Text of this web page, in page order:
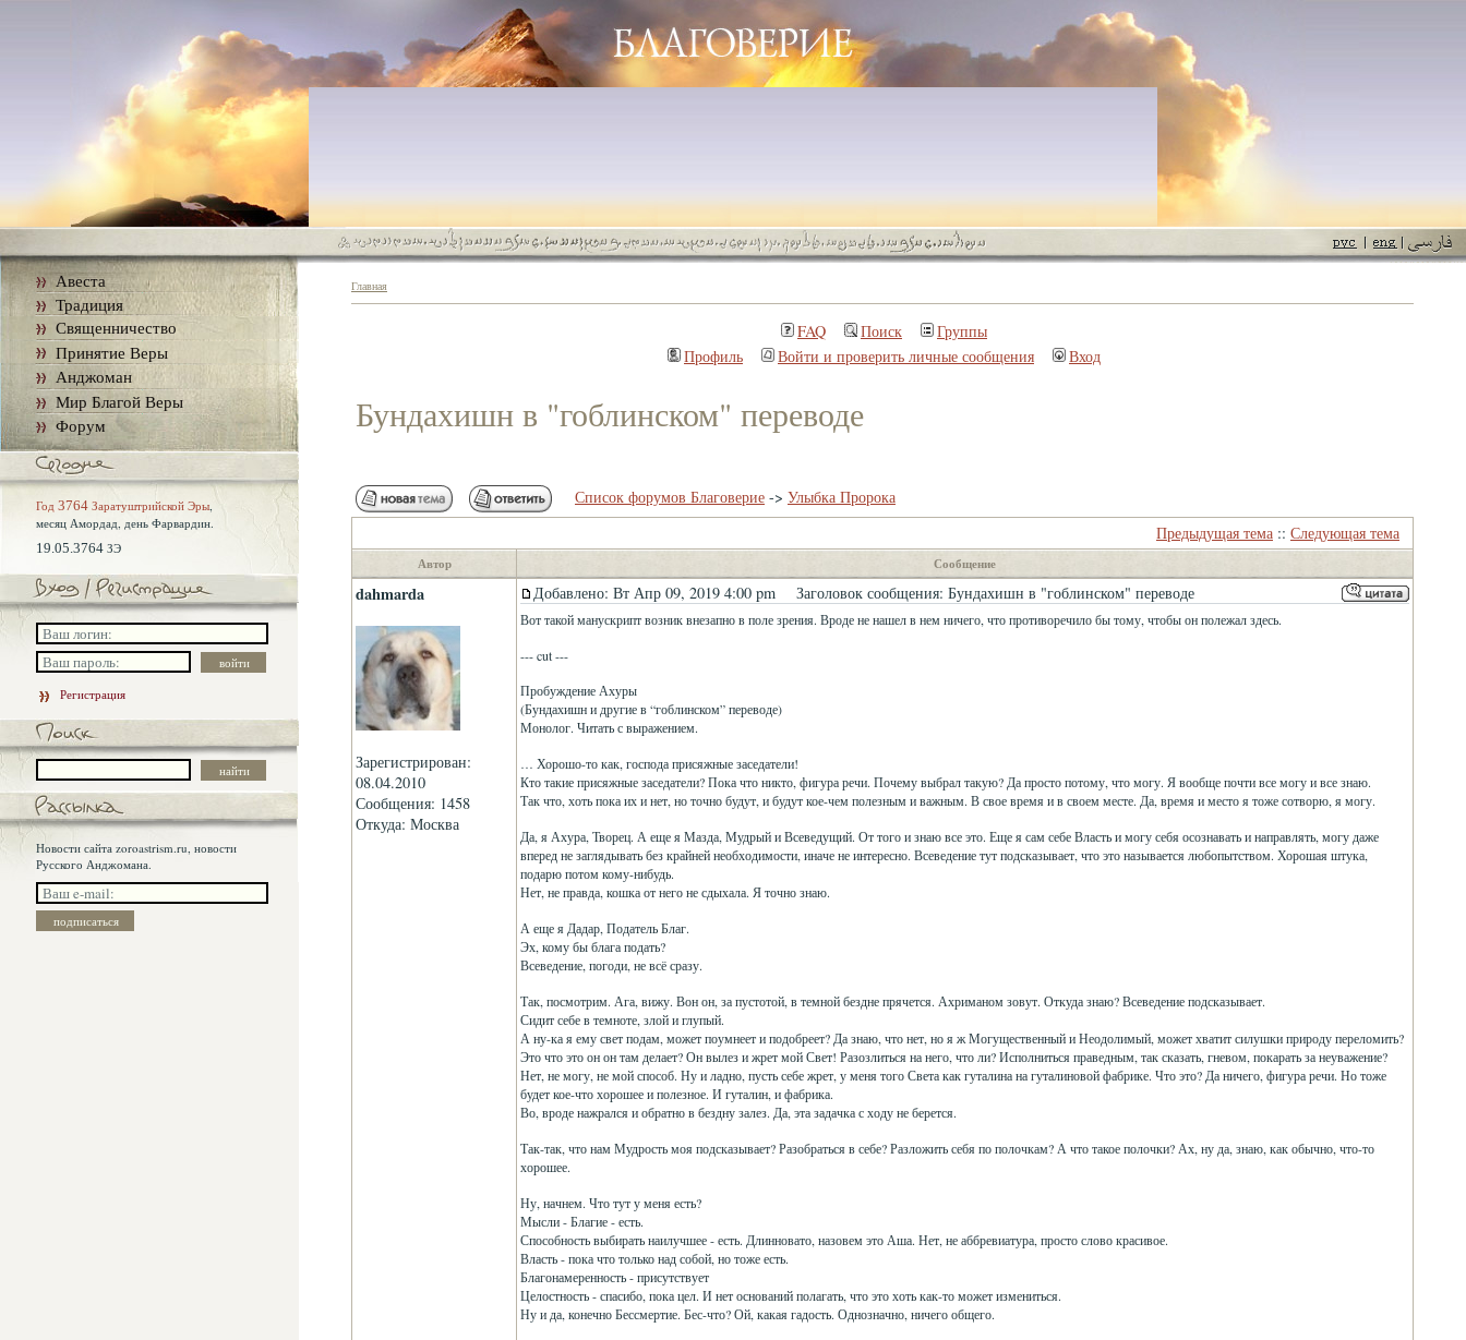
Авеста
Традиция
Священничество
Принятие Веры
Анджоман
Мир Благой Веры
Форум
Год 3764 Заратуштрийской Эры,
месяц Амордад, день Фарвардин.
19.05.3764 ЗЭ
Регистрация
Новости сайта zoroastrism.ru, новости
Русского Анджомана.
Главная
FAQ Поиск
Группы
Профиль
Войти и проверить личные сообщения Вход
Бундахишн в "гоблинском" переводе
Список форумов Благоверие -> Улыбка Пророка
Предыдущая тема :: Следующая тема
Автор Сообщение
dahmarda
Зарегистрирован:
08.04.2010
Сообщения: 1458
Откуда: Москва
Добавлено: Вт Апр 09, 2019 4:00 pm Заголовок сообщения: Бундахишн в "гоблинском" переводе
Вот такой манускрипт возник внезапно в поле зрения. Вроде не нашел в нем ничего, что противоречило бы тому, чтобы он полежал здесь.
--- cut ---
Пробуждение Ахуры
(Бундахишн и другие в “гоблинском” переводе)
Монолог. Читать с выражением.
… Хорошо-то как, господа присяжные заседатели!
Кто такие присяжные заседатели? Пока что никто, фигура речи. Почему выбрал такую? Да просто потому, что могу. Я вообще почти все могу и все знаю.
Так что, хоть пока их и нет, но точно будут, и будут кое-чем полезным и важным. В свое время и в своем месте. Да, время и место я тоже сотворю, я могу.
Да, я Ахура, Творец. А еще я Мазда, Мудрый и Всеведущий. От того и знаю все это. Еще я сам себе Власть и могу себя осознавать и направлять, могу даже
вперед не заглядывать без крайней необходимости, иначе не интересно. Всеведение тут подсказывает, что это называется любопытством. Хорошая штука,
подарю потом кому-нибудь.
Нет, не правда, кошка от него не сдыхала. Я точно знаю.
А еще я Дадар, Податель Благ.
Эх, кому бы блага подать?
Всеведение, погоди, не всё сразу.
Так, посмотрим. Ага, вижу. Вон он, за пустотой, в темной бездне прячется. Ахриманом зовут. Откуда знаю? Всеведение подсказывает.
Сидит себе в темноте, злой и глупый.
А ну-ка я ему свет подам, может поумнеет и подобреет? Да знаю, что нет, но я ж Могущественный и Неодолимый, может хватит силушки природу переломить?
Это что это он он там делает? Он вылез и жрет мой Свет! Разозлиться на него, что ли? Исполниться праведным, так сказать, гневом, покарать за неуважение?
Нет, не могу, не мой способ. Ну и ладно, пусть себе жрет, у меня того Света как гуталина на гуталиновой фабрике. Что это? Да ничего, фигура речи. Но тоже
будет кое-что хорошее и полезное. И гуталин, и фабрика.
Во, вроде нажрался и обратно в бездну залез. Да, эта задачка с ходу не берется.
Так-так, что нам Мудрость моя подсказывает? Разобраться в себе? Разложить себя по полочкам? А что такое полочки? Ах, ну да, знаю, как обычно, что-то
хорошее.
Ну, начнем. Что тут у меня есть?
Мысли - Благие - есть.
Способность выбирать наилучшее - есть. Длинновато, назовем это Аша. Нет, не аббревиатура, просто слово красивое.
Власть - пока что только над собой, но тоже есть.
Благонамеренность - присутствует
Целостность - спасибо, пока цел. И нет оснований полагать, что это хоть как-то может измениться.
Ну и да, конечно Бессмертие. Бес-что? Ой, какая гадость. Однозначно, ничего общего.